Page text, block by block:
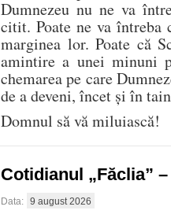
Dumnezeu nu ne va
citit. Poate ne va întreba
marginea lor. Poate că
amintire a unei minuni
chemarea pe care
de a deveni, încet și în
Domnul să vă miluiască!
Cotidianul „Făclia”
Data: 9 august 2026